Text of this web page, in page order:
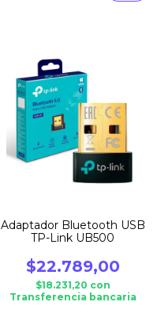
Adaptador Bluetooth USB
TP-Link UB500
$22.789,00
$18.231,20 con
Transferencia bancaria